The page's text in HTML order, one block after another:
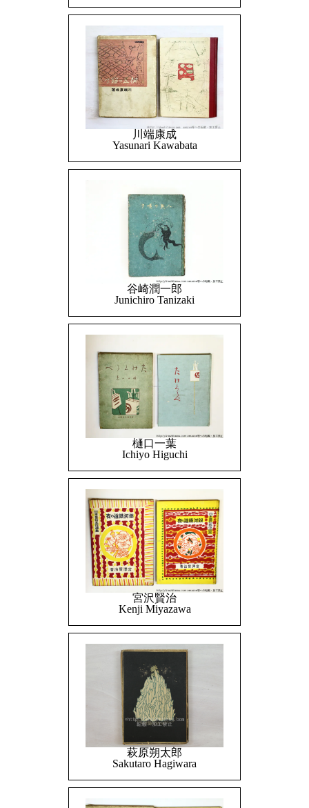
川端康成
Yasunari Kawabata
谷崎潤一郎
Junichiro Tanizaki
樋口一葉
Ichiyo Higuchi
宮沢賢治
Kenji Miyazawa
萩原朔太郎
Sakutaro Hagiwara